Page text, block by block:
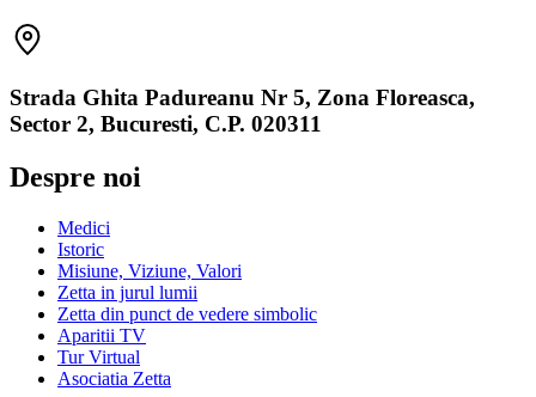
Strada Ghita Padureanu Nr 5, Zona Floreasca,
Sector 2, Bucuresti, C.P. 020311
Despre noi
Medici
Istoric
Misiune, Viziune, Valori
Zetta in jurul lumii
Zetta din punct de vedere simbolic
Aparitii TV
Tur Virtual
Asociatia Zetta